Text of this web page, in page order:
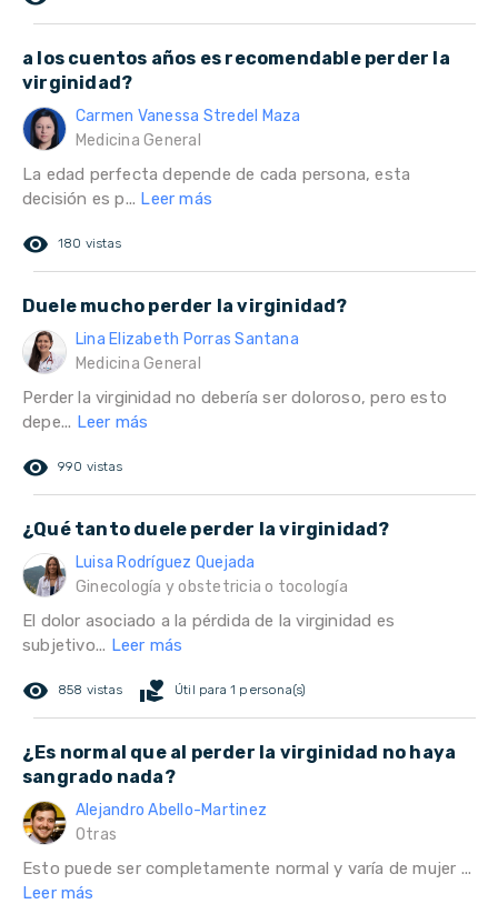
a los cuentos años es recomendable perder la
virginidad?
Carmen Vanessa Stredel Maza
Medicina General
La edad perfecta depende de cada persona, esta
decisión es p... Leer más
remove_red_eye 180 vistas
Duele mucho perder la virginidad?
Lina Elizabeth Porras Santana
Medicina General
Perder la virginidad no debería ser doloroso, pero esto
depe... Leer más
remove_red_eye 990 vistas
¿Qué tanto duele perder la virginidad?
Luisa Rodríguez Quejada
Ginecología y obstetricia o tocología
El dolor asociado a la pérdida de la virginidad es
subjetivo... Leer más
remove_red_eye 858 vistas volunteer_activism Útil para 1 persona(s)
¿Es normal que al perder la virginidad no haya
sangrado nada?
Alejandro Abello-Martinez
Otras
Esto puede ser completamente normal y varía de mujer ...
Leer más